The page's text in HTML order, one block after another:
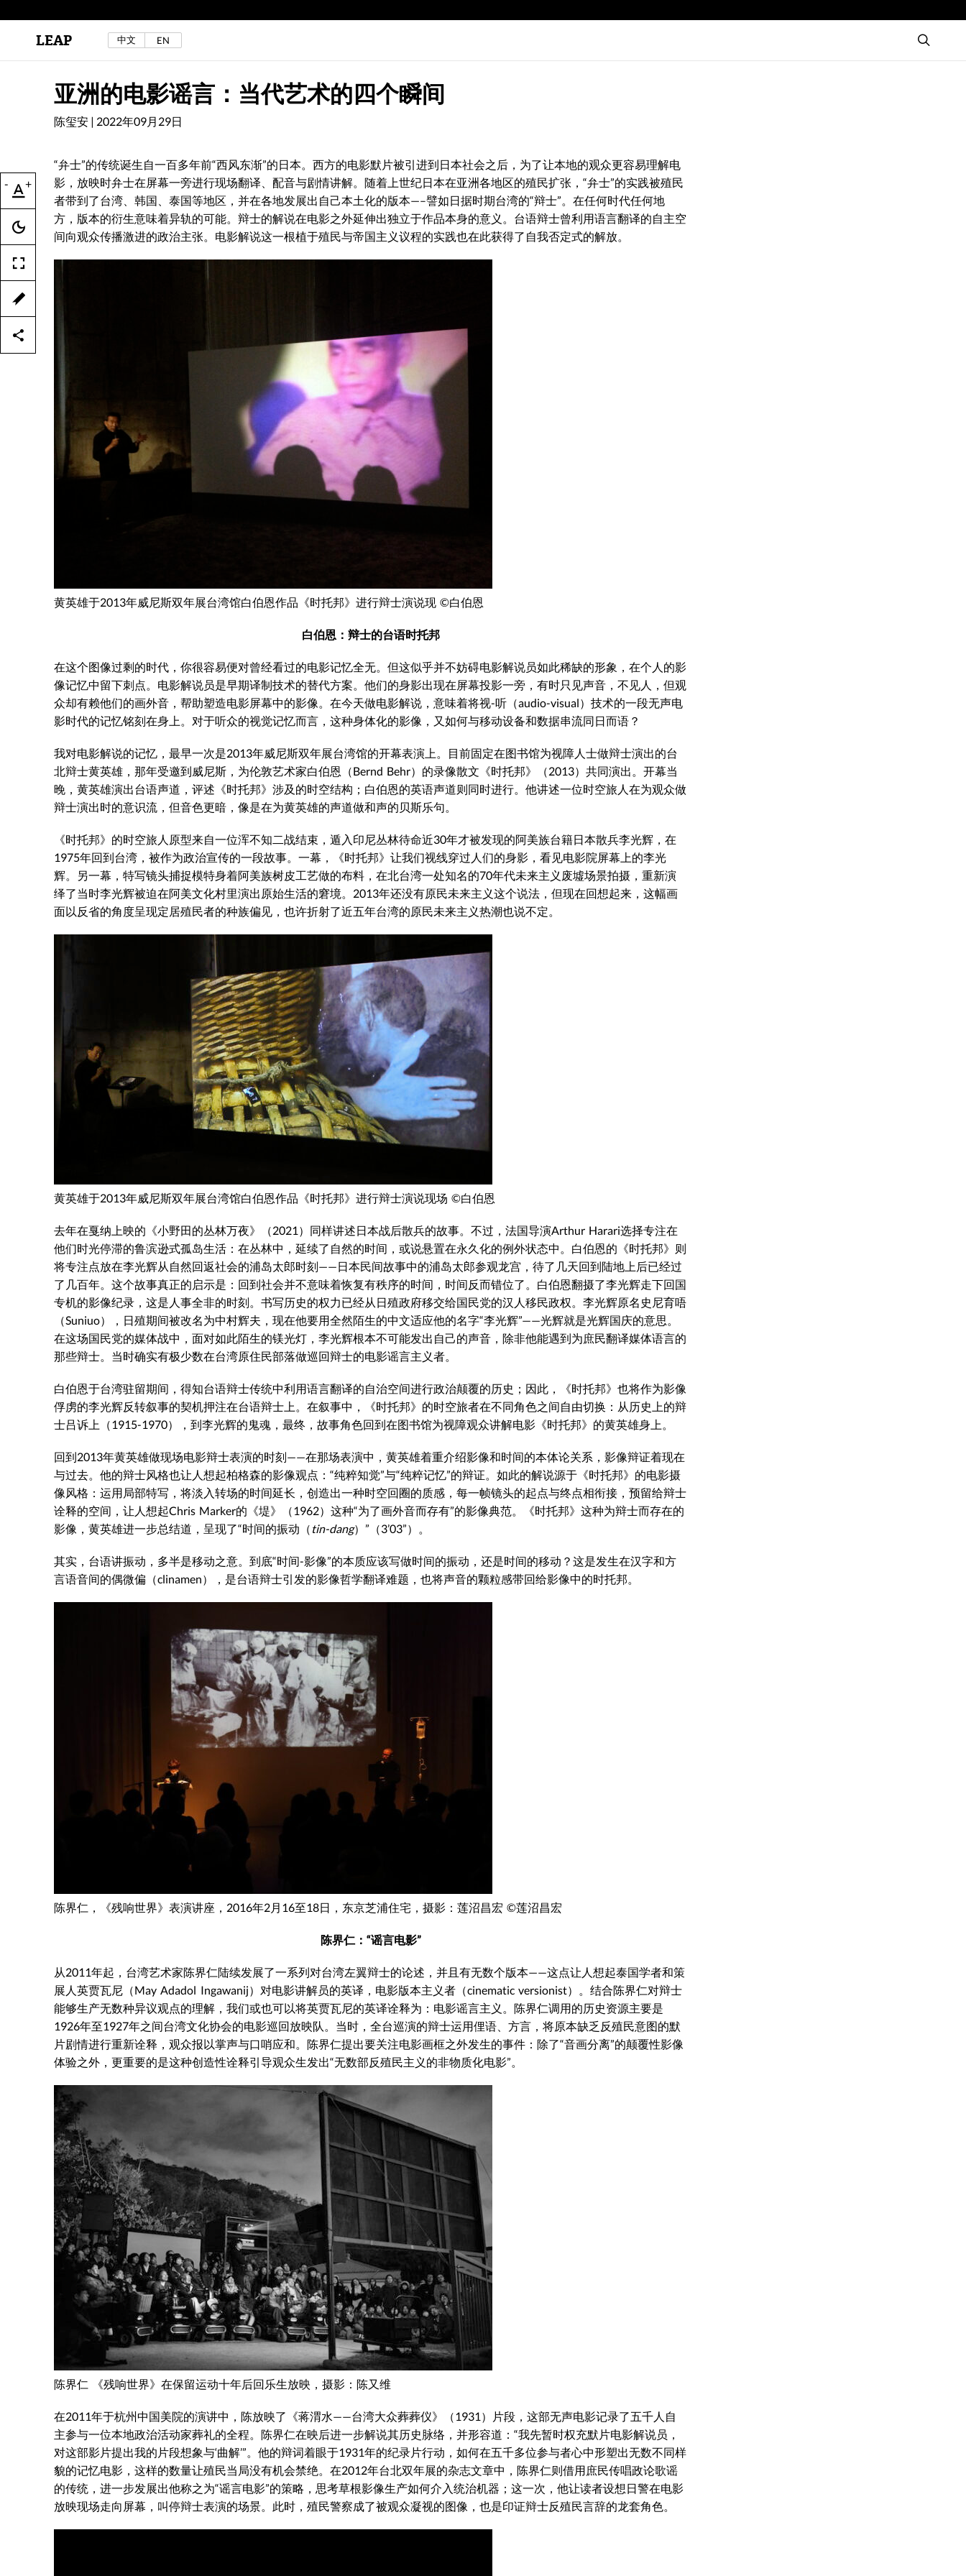
区秀诒与陈侑汝，《噩梦摇摆》，2024年。
LEAP 中文 EN
- +
亚洲的电影谣言：当代艺术的四个瞬间
陈玺安 | 2022年09月29日
“弁士”的传统诞生自一百多年前“西风东渐”的日本。西方的电影默片被引进到日本社会之后，为了让本地的观众更容易理解电
影，放映时弁士在屏幕一旁进行现场翻译、配音与剧情讲解。随着上世纪日本在亚洲各地区的殖民扩张，“弁士”的实践被殖民
者带到了台湾、韩国、泰国等地区，并在各地发展出自己本土化的版本—–譬如日据时期台湾的“辩士”。在任何时代任何地
方，版本的衍生意味着异轨的可能。辩士的解说在电影之外延伸出独立于作品本身的意义。台语辩士曾利用语言翻译的自主空
间向观众传播激进的政治主张。电影解说这一根植于殖民与帝国主义议程的实践也在此获得了自我否定式的解放。
黄英雄于2013年威尼斯双年展台湾馆白伯恩作品《时托邦》进行辩士演说现 ©白伯恩
白伯恩：辩士的台语时托邦
在这个图像过剩的时代，你很容易便对曾经看过的电影记忆全无。但这似乎并不妨碍电影解说员如此稀缺的形象，在个人的影
像记忆中留下刺点。电影解说员是早期译制技术的替代方案。 他们的身影出现在屏幕投影一旁，有时只见声音，不见人，但观
众却有赖他们的画外音，帮助塑造电影屏幕中的影像。在今天做电影解说，意味着将视-听（audio-visual）技术的一段无声电
影时代的记忆铭刻在身上。对于听众的视觉记忆而言，这种身体化的影像，又如何与移动设备和数据串流同日而语？
我对电影解说的记忆，最早一次是2013年威尼斯双年展台湾馆的开幕表演上。目前固定在图书馆为视障人士做辩士演出的台
北辩士黄英雄，那年受邀到威尼斯，为伦敦艺术家白伯恩（Bernd Behr）的录像散文《时托邦》（2013）共同演出。开幕当
晚，黄英雄演出台语声道，评述《时托邦》涉及的时空结构；白伯恩的英语声道则同时进行。他讲述一位时空旅人在为观众做
辩士演出时的意识流，但音色更暗，像是在为黄英雄的声道做和声的贝斯乐句。
《时托邦》的时空旅人原型来自一位浑不知二战结束，遁入印尼丛林待命近30年才被发现的阿美族台籍日本散兵李光辉，在
1975年回到台湾，被作为政治宣传的一段故事。一幕，《时托邦》让我们视线穿过人们的身影，看见电影院屏幕上的李光
辉。另一幕，特写镜头捕捉模特身着阿美族树皮工艺做的布料，在北台湾一处知名的70年代未来主义废墟场景拍摄，重新演
绎了当时李光辉被迫在阿美文化村里演出原始生活的窘境。2013年还没有原民未来主义这个说法，但现在回想起来，这幅画
面以反省的角度呈现定居殖民者的种族偏见，也许折射了近五年台湾的原民未来主义热潮也说不定。
黄英雄于2013年威尼斯双年展台湾馆白伯恩作品《时托邦》进行辩士演说现场 ©白伯恩
去年在戛纳上映的《小野田的丛林万夜》（2021）同样讲述日本战后散兵的故事。不过，法国导演Arthur Harari选择专注在
他们时光停滞的鲁滨逊式孤岛生活：在丛林中，延续了自然的时间，或说悬置在永久化的例外状态中。 白伯恩的《时托邦》则
将专注点放在李光辉从自然回返社会的浦岛太郎时刻——日本民间故事中的浦岛太郎参观龙宫，待了几天回到陆地上后已经过
了几百年。这个故事真正的启示是：回到社会并不意味着恢复有秩序的时间，时间反而错位了。白伯恩翻摄了李光辉走下回国
专机的影像纪录，这是人事全非的时刻。书写历史的权力已经从日殖政府移交给国民党的汉人移民政权。李光辉原名史尼育唔
（Suniuo），日殖期间被改名为中村辉夫，现在他要用全然陌生的中文适应他的名字“李光辉”——光辉就是光辉国庆的意思。
在这场国民党的媒体战中，面对如此陌生的镁光灯，李光辉根本不可能发出自己的声音，除非他能遇到为庶民翻译媒体语言的
那些辩士。当时确实有极少数在台湾原住民部落做巡回辩士的电影谣言主义者。
白伯恩于台湾驻留期间，得知台语辩士传统中利用语言翻译的自治空间进行政治颠覆的历史；因此，《时托邦》也将作为影像
俘虏的李光辉反转叙事的契机押注在台语辩士上。在叙事中，《时托邦》的时空旅者在不同角色之间自由切换：从历史上的辩
士吕诉上（1915-1970），到李光辉的鬼魂，最终，故事角色回到在图书馆为视障观众讲解电影《时托邦》的黄英雄身上。
回到2013年黄英雄做现场电影辩士表演的时刻——在那场表演中，黄英雄着重介绍影像和时间的本体论关系，影像辩证着现在
与过去。他的辩士风格也让人想起柏格森的影像观点：“纯粹知觉”与“纯粹记忆”的辩证。如此的解说源于《时托邦》的电影摄
像风格：运用局部特写，将淡入转场的时间延长，创造出一种时空回圈的质感，每一帧镜头的起点与终点相衔接，预留给辩士
诠释的空间，让人想起Chris Marker的《堤》（1962）这种“为了画外音而存有”的影像典范。《时托邦》这种为辩士而存在的
影像，黄英雄进一步总结道，呈现了“时间的振动（ tin-dang）”（3’03”）。
其实，台语讲振动，多半是移动之意。到底“时间-影像”的本质应该写做时间的振动，还是时间的移动？这是发生在汉字和方
言语音间的偶微偏（clinamen），是台语辩士引发的影像哲学翻译难题，也将声音的颗粒感带回给影像中的时托邦。
陈界仁，《残响世界》表演讲座，2016年2月16至18日，东京芝浦住宅，摄影：莲沼昌宏 ©莲沼昌宏
陈界仁：“谣言电影”
从2011年起，台湾艺术家陈界仁陆续发展了一系列对台湾左翼辩士的论述，并且有无数个版本——这点让人想起泰国学者和策
展人英贾瓦尼（May Adadol Ingawanij）对电影讲解员的英译，电影版本主义者（cinematic versionist）。结合陈界仁对辩士
能够生产无数种异议观点的理解 ，我们或也可以将英贾瓦尼的英译诠释为：电影谣言主义。 陈界仁调用的历史资源主要是
1926年至1927年之间台湾文化协会的电影巡回放映队。当时，全台巡演的辩士运用俚语、方言，将原本缺乏反殖民意图的默
片剧情进行重新诠释，观众报以掌声与口哨应和。陈界仁提出要关注电影画框之外发生的事件：除了“音画分离”的颠覆性影像
体验之外，更重要的是这种创造性诠释引导观众生发出“无数部反殖民主义的非物质化电影”。
陈界仁 《残响世界》在保留运动十年后回乐生放映，摄影：陈又维
在2011年于杭州中国美院的演讲中，陈放映了《蒋渭水——台湾大众葬葬仪》（1931）片段，这部无声电影记录了五千人自
主参与一位本地政治活动家葬礼的全程。陈界仁在映后进一步解说其历史脉络，并形容道：“我先暂时权充默片电影解说员，
对这部影片提出我的片段想象与‘曲解’”。他的辩词着眼于1931年的纪录片行动，如何在五千多位参与者心中形塑出无数不同样
貌的记忆电影，这样的数量让殖民当局没有机会禁绝。在2012年台北双年展的杂志文章中，陈界仁则借用庶民传唱政论歌谣
的传统，进一步发展出他称之为“谣言电影”的策略，思考草根影像生产如何介入统治机器；这一次，他让读者设想日警在电影
放映现场走向屏幕，叫停辩士表演的场景。此时，殖民警察成了被观众凝视的图像，也是印证辩士反殖民言辞的龙套角色。